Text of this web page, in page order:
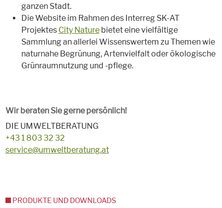
ganzen Stadt.
Die Website im Rahmen des Interreg SK-AT
Projektes City Naturebietet eine vielfältige
Sammlung an allerlei Wissenswertem zu Themen wie
naturnahe Begrünung, Artenvielfalt oder ökologische
Grünraumnutzung und -pflege.
Wir beraten Sie gerne persönlich!
DIE UMWELTBERATUNG
+43 1 803 32 32
service@umweltberatung.at
PRODUKTE UND DOWNLOADS